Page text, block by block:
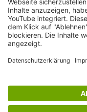
Dein Festival
Festival eintragen
©